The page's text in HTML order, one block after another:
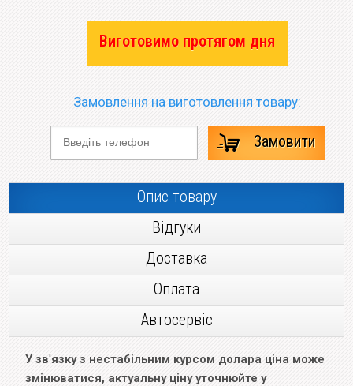
Виготовимо протягом дня
Замовлення на виготовлення товару:
Замовити
Опис товару
Відгуки
Доставка
Оплата
Автосервіс
У зв'язку з нестабільним курсом долара ціна може
змінюватися, актуальну ціну уточнюйте у